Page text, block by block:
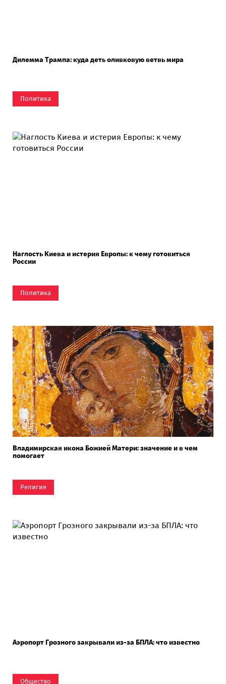
Дилемма Трампа: куда деть оливковую ветвь мира
Политика
Наглость Киева и истерия Европы: к чему готовиться
России
Политика
Владимирская икона Божией Матери: значение и в чем
помогает
Религия
Аэропорт Грозного закрывали из-за БПЛА: что известно
Общество